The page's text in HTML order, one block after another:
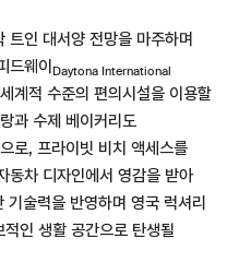
인 대서양 전망을 마주하며
드웨이Daytona International
계적 수준의 편의시설을 이용할
과 수제 베이커리도
로, 프라이빗 비치 액세스를
동차 디자인에서 영감을 받아
술력을 반영하며 영국 럭셔리
인 생활 공간으로 탄생될